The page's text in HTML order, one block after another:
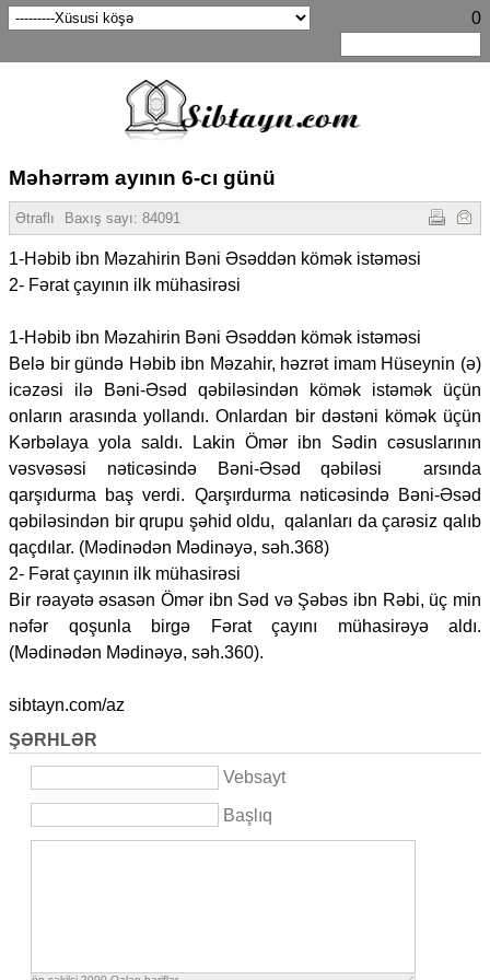
0
Məhərrəm ayının 6-cı günü
Ətraflı Baxış sayı: 84091
1-Həbib ibn Məzahirin Bəni Əsəddən kömək istəməsi
2- Fərat çayının ilk mühasirəsi
1-Həbib ibn Məzahirin Bəni Əsəddən kömək istəməsi
Belə bir gündə Həbib ibn Məzahir, həzrət imam Hüseynin (ə)
icəzəsi ilə Bəni-Əsəd qəbiləsindən kömək istəmək üçün
onların arasında yollandı. Onlardan bir dəstəni kömək üçün
Kərbəlaya yola saldı. Lakin Ömər ibn Sədin cəsuslarının
vəsvəsəsi nəticəsində Bəni-Əsəd qəbiləsi arsında
qarşıdurma baş verdi. Qarşırdurma nəticəsində Bəni-Əsəd
qəbiləsindən bir qrupu şəhid oldu, qalanları da çarəsiz qalıb
qaçdılar. (Mədinədən Mədinəyə, səh.368)
2- Fərat çayının ilk mühasirəsi
Bir rəayətə əsasən Ömər ibn Səd və Şəbəs ibn Rəbi, üç min
nəfər qoşunla birgə Fərat çayını mühasirəyə aldı.
(Mədinədən Mədinəyə, səh.360).
sibtayn.com/az
ŞƏRHLƏR
Vebsayt
Başlıq